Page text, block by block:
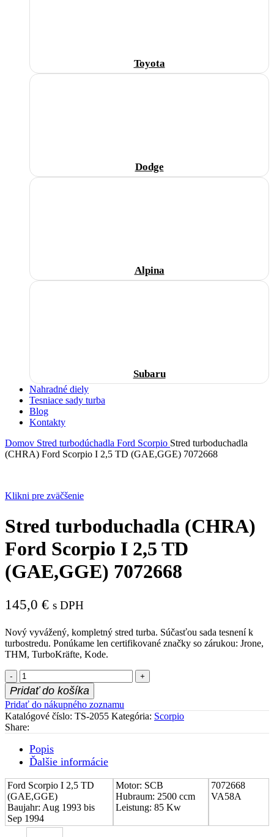
Toyota
Dodge
Alpina
Subaru
Nahradné diely
Tesniace sady turba
Blog
Kontakty
Domov Stred turbodúchadla Ford Scorpio Stred turboduchadla
(CHRA) Ford Scorpio I 2,5 TD (GAE,GGE) 7072668
Klikni pre zväčšenie
Stred turboduchadla (CHRA)
Ford Scorpio I 2,5 TD
(GAE,GGE) 7072668
145,0 € s DPH
Nový vyvážený, kompletný stred turba. Súčasťou sada tesnení k
turbostredu. Ponúkame len certifikované značky so zárukou: Jrone,
THM, TurboKräfte, Kode.
množstvo
Stred
turboduchadla
(CHRA)
Ford
Scorpio
2,5
TD
7072668
Pridať do košíka
Pridať do nákupného zoznamu
Katalógové číslo: TS-2055 Kategória: Scorpio
Share:
Popis
Ďalšie informácie
Ford Scorpio I 2,5 TD
(GAE,GGE)
Baujahr: Aug 1993 bis
Sep 1994
Motor: SCB
Hubraum: 2500 ccm
Leistung: 85 Kw
7072668
VA58A